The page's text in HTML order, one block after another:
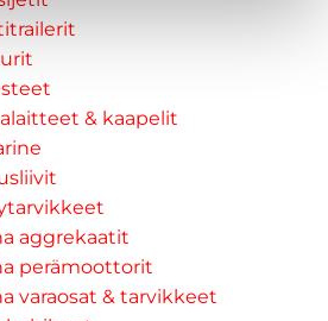
& kaapelit
aggrekaatit
perämoottorit
varaosat & tarvikkeet